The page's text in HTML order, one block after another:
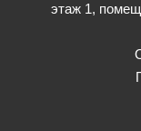
этаж 1,